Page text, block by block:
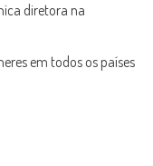
diretora na
em todos os países